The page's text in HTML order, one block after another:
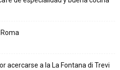
acercarse a la La Fontana di Trevi